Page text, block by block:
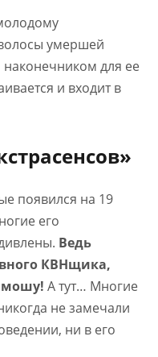
умершей
для ее
и входит в
появился на 19
его
Ведь
КВНщика,
А тут… Многие
не замечали
ни в его